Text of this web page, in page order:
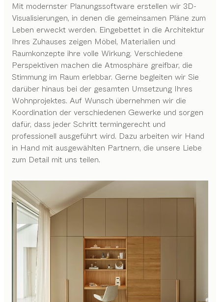
Mit modernster Planungssoftware erstellen wir 3D-
Visualisierungen, in denen die gemeinsamen Pläne zum
Leben erweckt werden. Eingebettet in die Architektur
Ihres Zuhauses zeigen Möbel, Materialien und
Raumkonzepte ihre volle Wirkung. Verschiedene
Perspektiven machen die Atmosphäre greifbar, die
Stimmung im Raum erlebbar. Gerne begleiten wir Sie
darüber hinaus bei der gesamten Umsetzung Ihres
Wohnprojektes. Auf Wunsch übernehmen wir die
Koordination der verschiedenen Gewerke und sorgen
dafür, dass jeder Schritt termingerecht und
professionell ausgeführt wird. Dazu arbeiten wir Hand
in Hand mit ausgewählten Partnern, die unsere Liebe
zum Detail mit uns teilen.